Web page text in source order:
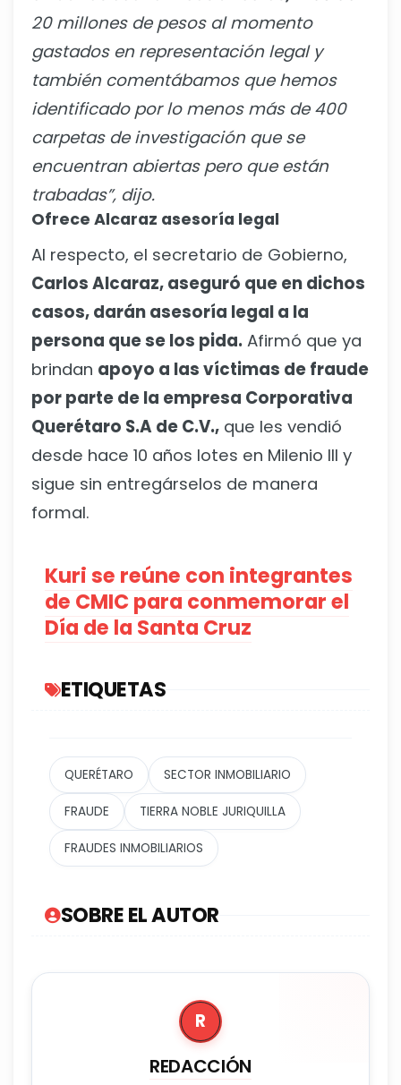
20 millones de pesos al momento
gastados en representación legal y
también comentábamos que hemos
identificado por lo menos más de 400
carpetas de investigación que se
encuentran abiertas pero que están
trabadas”, dijo.
Ofrece Alcaraz asesoría legal
Al respecto, el secretario de Gobierno,
Carlos Alcaraz, aseguró que en dichos
casos, darán asesoría legal a la
persona que se los pida. Afirmó que ya
brindan apoyo a las víctimas de fraude
por parte de la empresa Corporativa
Querétaro S.A de C.V., que les vendió
desde hace 10 años lotes en Milenio III y
sigue sin entregárselos de manera
formal.
Kuri se reúne con integrantes
de CMIC para conmemorar el
Día de la Santa Cruz
ETIQUETAS
QUERÉTARO SECTOR INMOBILIARIO
FRAUDE TIERRA NOBLE JURIQUILLA
FRAUDES INMOBILIARIOS
SOBRE EL AUTOR
R
REDACCIÓN